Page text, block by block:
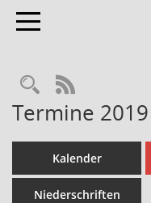
Toggle navigation
RSS-Feed
Termine 2019
Kalender
Niederschriften